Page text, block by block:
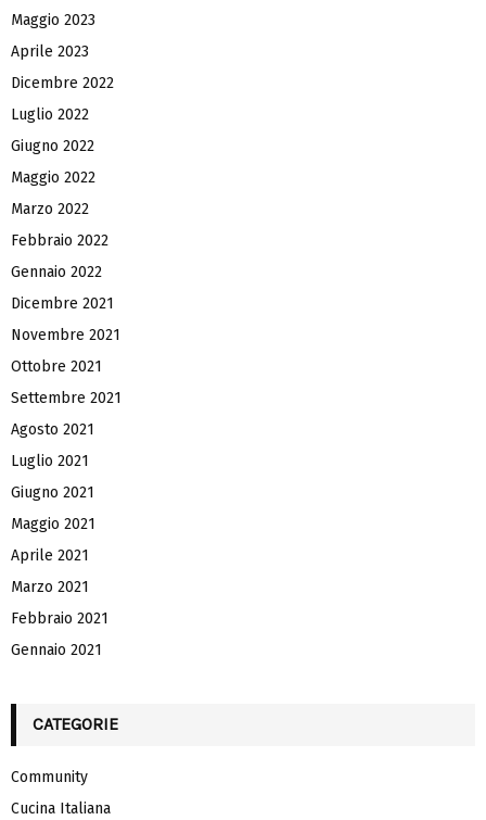
Maggio 2023
Aprile 2023
Dicembre 2022
Luglio 2022
Giugno 2022
Maggio 2022
Marzo 2022
Febbraio 2022
Gennaio 2022
Dicembre 2021
Novembre 2021
Ottobre 2021
Settembre 2021
Agosto 2021
Luglio 2021
Giugno 2021
Maggio 2021
Aprile 2021
Marzo 2021
Febbraio 2021
Gennaio 2021
CATEGORIE
Community
Cucina Italiana